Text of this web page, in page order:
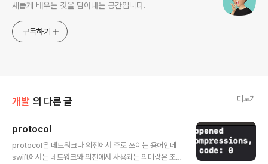
새롭게 배우는 것을 담아내는 공간입니다.
구독하기
개발 의 다른 글 더보기
protocol
protocol은 네트워크나 의전에서 주로 쓰이는 용어인데
swift에서는 네트워크와 의전에서 사용되는 의미랑은 조